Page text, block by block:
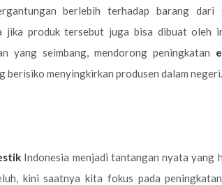
berlebih terhadap barang dari
jika produk tersebut juga bisa dibuat oleh
yang seimbang, mendorong peningkatan
berisiko menyingkirkan produsen dalam negeri.
Indonesia menjadi tantangan nyata yang
kini saatnya kita fokus pada